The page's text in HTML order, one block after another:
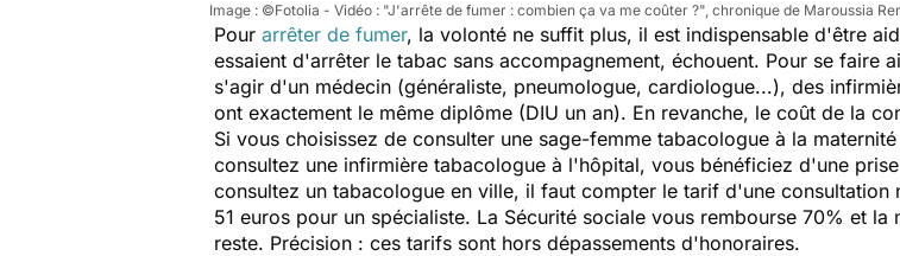
Image : ©Fotolia - Vidéo : "J'arrête de fumer : combien ça va me coûter ?", chronique de Maroussia
Pour arrêter de fumer, la volonté ne suffit plus, il est indispensable d'être
essaient d'arrêter le tabac sans accompagnement, échouent. Pour se faire
s'agir d'un médecin (généraliste, pneumologue, cardiologue...), des
ont exactement le même diplôme (DIU un an). En revanche, le coût de la
Si vous choisissez de consulter une sage-femme tabacologue à la
consultez une infirmière tabacologue à l'hôpital, vous bénéficiez d'une
consultez un tabacologue en ville, il faut compter le tarif d'une
51 euros pour un spécialiste. La Sécurité sociale vous rembourse 70% et
reste. Précision : ces tarifs sont hors dépassements d'honoraires.